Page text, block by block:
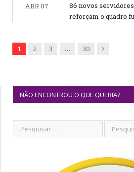
ABR 07
86 novos
reforçam o quadro
1 2 3 … 30 Next
NÃO ENCONTROU O QUE QUERIA?